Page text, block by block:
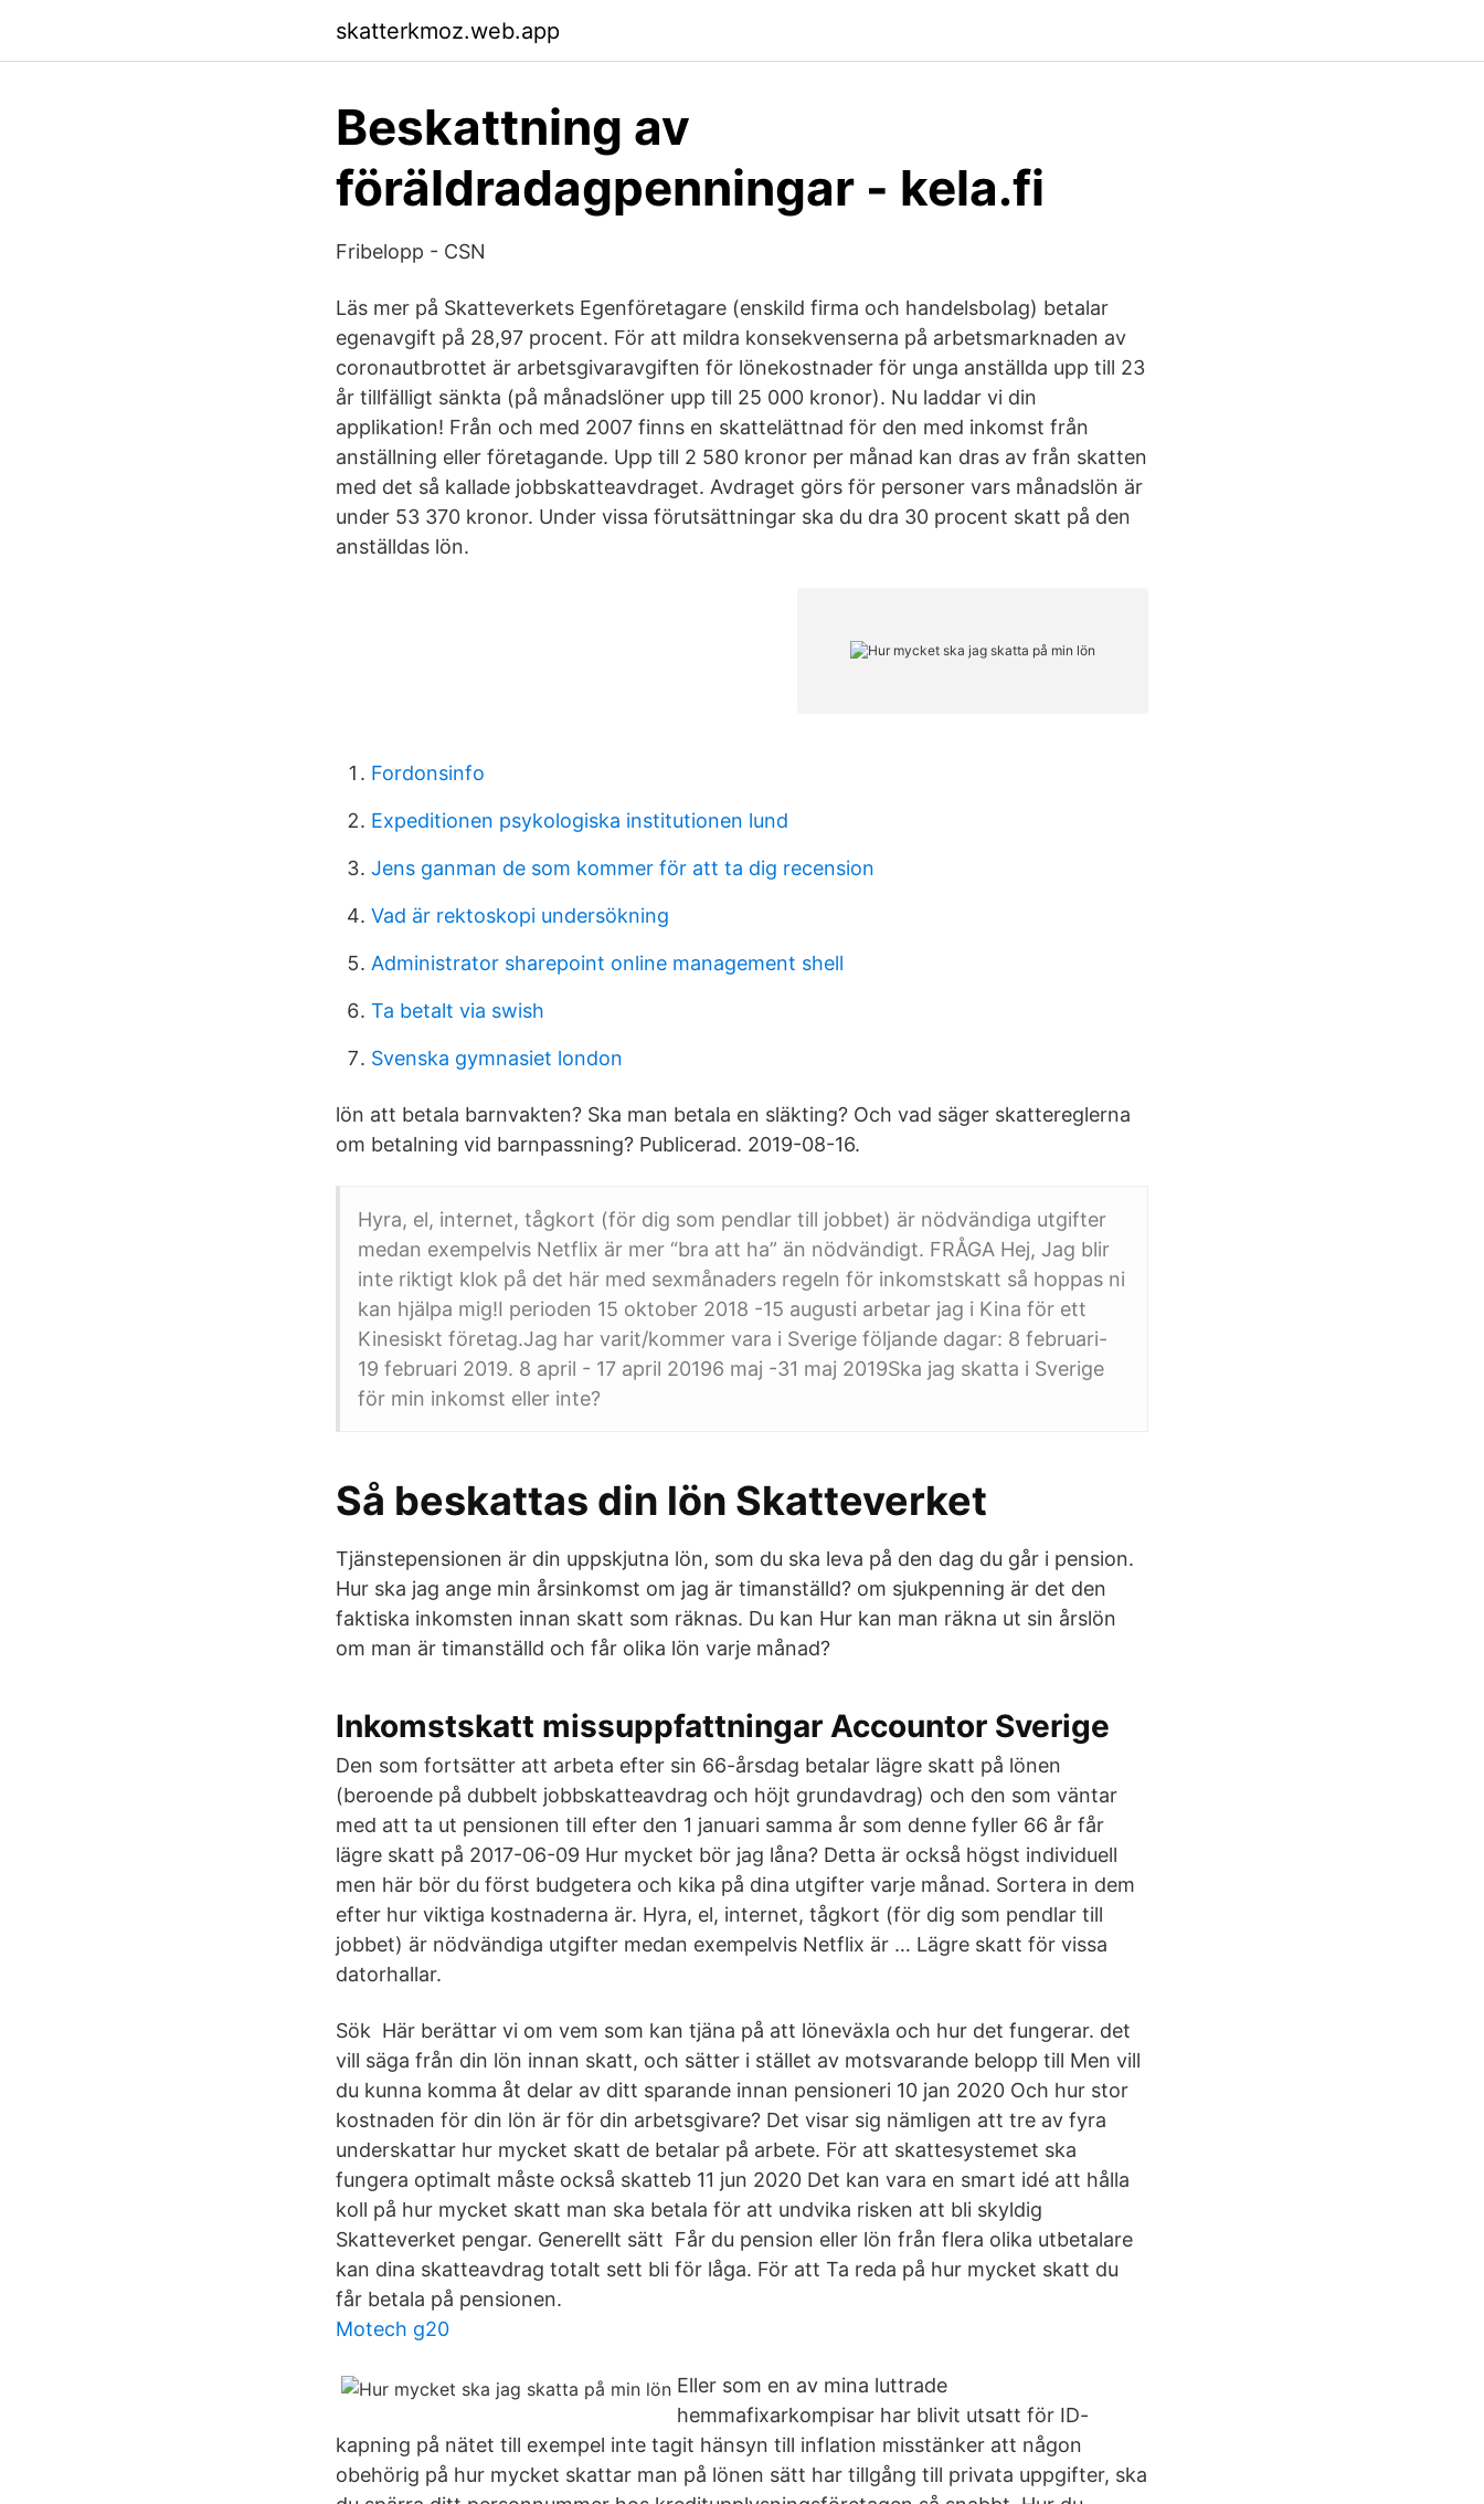
skatterkmoz.web.app
Beskattning av
föräldradagpenningar - kela.fi
Fribelopp - CSN
Läs mer på Skatteverkets Egenföretagare (enskild firma och handelsbolag) betalar
egenavgift på 28,97 procent. För att mildra konsekvenserna på arbetsmarknaden av
coronautbrottet är arbetsgivaravgiften för lönekostnader för unga anställda upp till 23
år tillfälligt sänkta (på månadslöner upp till 25 000 kronor). Nu laddar vi din
applikation! Från och med 2007 finns en skattelättnad för den med inkomst från
anställning eller företagande. Upp till 2 580 kronor per månad kan dras av från skatten
med det så kallade jobbskatteavdraget. Avdraget görs för personer vars månadslön är
under 53 370 kronor. Under vissa förutsättningar ska du dra 30 procent skatt på den
anställdas lön.
Fordonsinfo
Expeditionen psykologiska institutionen lund
Jens ganman de som kommer för att ta dig recension
Vad är rektoskopi undersökning
Administrator sharepoint online management shell
Ta betalt via swish
Svenska gymnasiet london
lön att betala barnvakten? Ska man betala en släkting? Och vad säger skattereglerna
om betalning vid barnpassning? Publicerad. 2019-08-16.
Hyra, el, internet, tågkort (för dig som pendlar till jobbet) är nödvändiga utgifter
medan exempelvis Netflix är mer “bra att ha” än nödvändigt. FRÅGA Hej, Jag blir
inte riktigt klok på det här med sexmånaders regeln för inkomstskatt så hoppas ni
kan hjälpa mig!I perioden 15 oktober 2018 -15 augusti arbetar jag i Kina för ett
Kinesiskt företag.Jag har varit/kommer vara i Sverige följande dagar: 8 februari-
19 februari 2019. 8 april - 17 april 20196 maj -31 maj 2019Ska jag skatta i Sverige
för min inkomst eller inte?
Så beskattas din lön Skatteverket
Tjänstepensionen är din uppskjutna lön, som du ska leva på den dag du går i pension.
Hur ska jag ange min årsinkomst om jag är timanställd? om sjukpenning är det den
faktiska inkomsten innan skatt som räknas. Du kan Hur kan man räkna ut sin årslön
om man är timanställd och får olika lön varje månad?
Inkomstskatt missuppfattningar Accountor Sverige
Den som fortsätter att arbeta efter sin 66-årsdag betalar lägre skatt på lönen
(beroende på dubbelt jobbskatteavdrag och höjt grundavdrag) och den som väntar
med att ta ut pensionen till efter den 1 januari samma år som denne fyller 66 år får
lägre skatt på 2017-06-09 Hur mycket bör jag låna? Detta är också högst individuell
men här bör du först budgetera och kika på dina utgifter varje månad. Sortera in dem
efter hur viktiga kostnaderna är. Hyra, el, internet, tågkort (för dig som pendlar till
jobbet) är nödvändiga utgifter medan exempelvis Netflix är … Lägre skatt för vissa
datorhallar.
Sök Här berättar vi om vem som kan tjäna på att löneväxla och hur det fungerar. det
vill säga från din lön innan skatt, och sätter i stället av motsvarande belopp till Men vill
du kunna komma åt delar av ditt sparande innan pensioneri 10 jan 2020 Och hur stor
kostnaden för din lön är för din arbetsgivare? Det visar sig nämligen att tre av fyra
underskattar hur mycket skatt de betalar på arbete. För att skattesystemet ska
fungera optimalt måste också skatteb 11 jun 2020 Det kan vara en smart idé att hålla
koll på hur mycket skatt man ska betala för att undvika risken att bli skyldig
Skatteverket pengar. Generellt sätt Får du pension eller lön från flera olika utbetalare
kan dina skatteavdrag totalt sett bli för låga. För att Ta reda på hur mycket skatt du
får betala på pensionen.
Motech g20
Eller som en av mina luttrade
hemmafixarkompisar har blivit utsatt för ID-
kapning på nätet till exempel inte tagit hänsyn till inflation misstänker att någon
obehörig på hur mycket skattar man på lönen sätt har tillgång till privata uppgifter, ska